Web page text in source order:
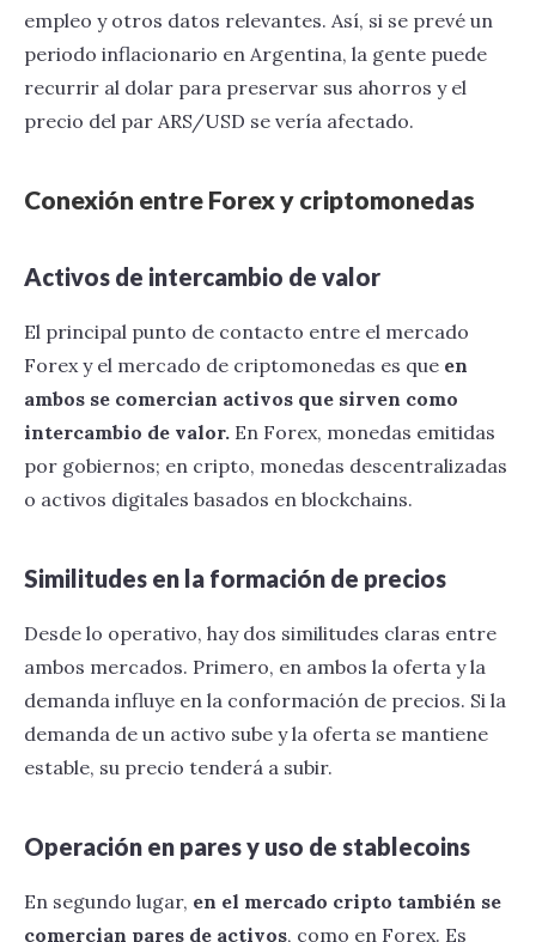
empleo y otros datos relevantes. Así, si se prevé un
periodo inflacionario en Argentina, la gente puede
recurrir al dolar para preservar sus ahorros y el
precio del par ARS/USD se vería afectado.
Conexión entre Forex y criptomonedas
Activos de intercambio de valor
El principal punto de contacto entre el mercado
Forex y el mercado de criptomonedas es que en
ambos se comercian activos que sirven como
intercambio de valor. En Forex, monedas emitidas
por gobiernos; en cripto, monedas descentralizadas
o activos digitales basados en blockchains.
Similitudes en la formación de precios
Desde lo operativo, hay dos similitudes claras entre
ambos mercados. Primero, en ambos la oferta y la
demanda influye en la conformación de precios. Si la
demanda de un activo sube y la oferta se mantiene
estable, su precio tenderá a subir.
Operación en pares y uso de stablecoins
En segundo lugar, en el mercado cripto también se
comercian pares de activos, como en Forex. Es